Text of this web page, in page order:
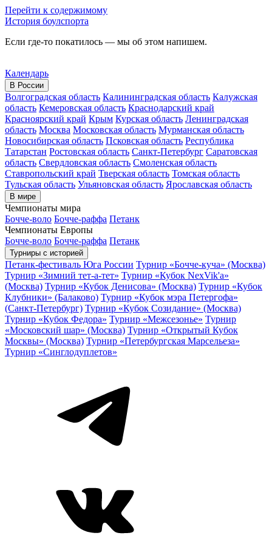
Перейти к содержимому
История боулспорта
Если где-то покатилось — мы об этом напишем.
Календарь
В России
Волгоградская область Калининградская область Калужская
область Кемеровская область Краснодарский край
Красноярский край Крым Курская область Ленинградская
область Москва Московская область Мурманская область
Новосибирская область Псковская область Республика
Татарстан Ростовская область Санкт-Петербург Саратовская
область Свердловская область Смоленская область
Ставропольский край Тверская область Томская область
Тульская область Ульяновская область Ярославская область
В мире
Чемпионаты мира
Бочче-воло Бочче-раффа Петанк
Чемпионаты Европы
Бочче-воло Бочче-раффа Петанк
Турниры с историей
Петанк-фестиваль Юга России Турнир «Бочче-куча» (Москва)
Турнир «Зимний тет-а-тет» Турнир «Кубок NexVik'a»
(Москва) Турнир «Кубок Денисова» (Москва) Турнир «Кубок
Клубники» (Балаково) Турнир «Кубок мэра Петергофа»
(Санкт-Петербург) Турнир «Кубок Созидание» (Москва)
Турнир «Кубок Федора» Турнир «Межсезонье» Турнир
«Московский шар» (Москва) Турнир «Открытый Кубок
Москвы» (Москва) Турнир «Петербургская Марсельеза»
Турнир «Синглодуплетов»